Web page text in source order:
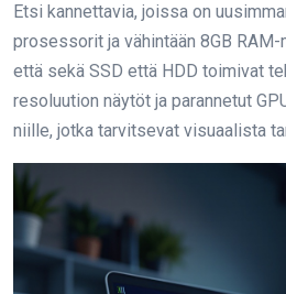
Etsi kannettavia, joissa on
prosessorit ja vähintään 8GB
että sekä SSD että HDD toimivat
resoluution näytöt ja parannetut
niille, jotka tarvitsevat visuaalista